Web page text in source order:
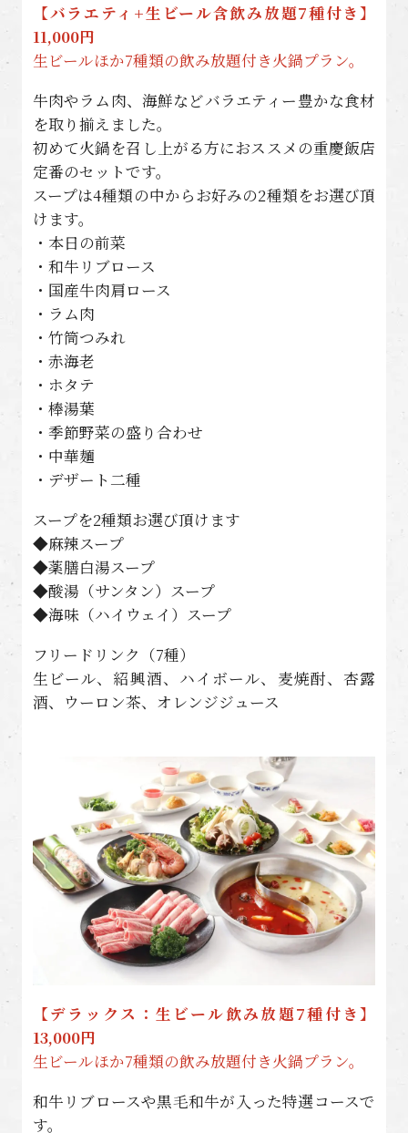
【バラエティ+生ビール含飲み放題7種付き】
11,000円
生ビールほか7種類の飲み放題付き火鍋プラン。
牛肉やラム肉、海鮮などバラエティー豊かな食材
を取り揃えました。
初めて火鍋を召し上がる方におススメの重慶飯店
定番のセットです。
スープは4種類の中からお好みの2種類をお選び頂
けます。
・本日の前菜
・和牛リブロース
・国産牛肉肩ロース
・ラム肉
・竹筒つみれ
・赤海老
・ホタテ
・棒湯葉
・季節野菜の盛り合わせ
・中華麺
・デザート二種
スープを2種類お選び頂けます
◆麻辣スープ
◆薬膳白湯スープ
◆酸湯（サンタン）スープ
◆海味（ハイウェイ）スープ
フリードリンク（7種）
生ビール、紹興酒、ハイボール、麦焼酎、杏露
酒、ウーロン茶、オレンジジュース
【デラックス：生ビール飲み放題7種付き】
13,000円
生ビールほか7種類の飲み放題付き火鍋プラン。
和牛リブロースや黒毛和牛が入った特選コースで
す。